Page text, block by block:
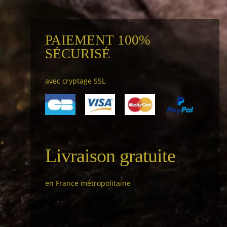
PAIEMENT 100%
SÉCURISÉ
avec cryptage SSL
Livraison gratuite
en France métropolitaine